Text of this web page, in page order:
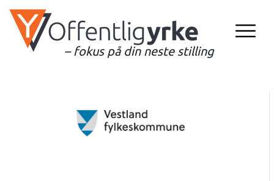
– fokus på din neste stilling